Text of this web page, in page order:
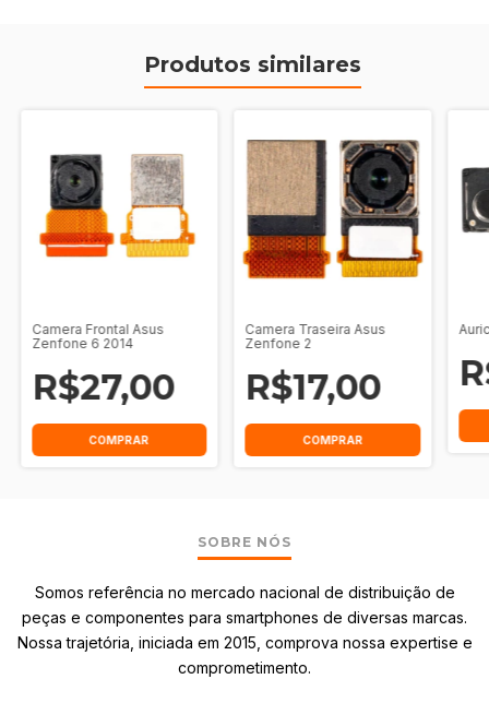
Produtos similares
Camera Frontal Asus
Zenfone 6 2014
R$27,00
Camera Traseira Asus
Zenfone 2
R$17,00
SOBRE NÓS
Somos referência no mercado nacional de distribuição de
peças e componentes para smartphones de diversas marcas.
Nossa trajetória, iniciada em 2015, comprova nossa expertise e
comprometimento.